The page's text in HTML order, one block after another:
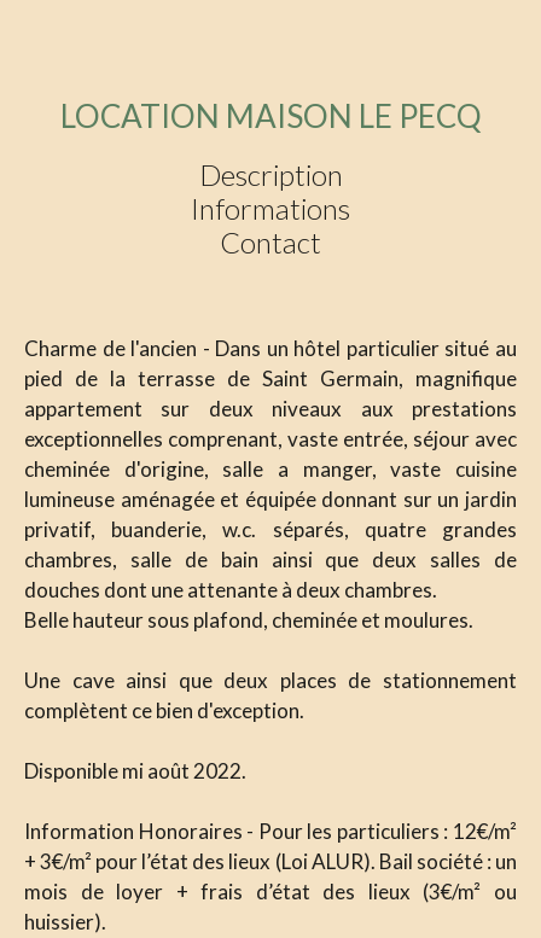
LOCATION MAISON LE PECQ
Description
Informations
Contact
Charme de l'ancien - Dans un hôtel particulier situé au
pied de la terrasse de Saint Germain, magnifique
appartement sur deux niveaux aux prestations
exceptionnelles comprenant, vaste entrée, séjour avec
cheminée d'origine, salle a manger, vaste cuisine
lumineuse aménagée et équipée donnant sur un jardin
privatif, buanderie, w.c. séparés, quatre grandes
chambres, salle de bain ainsi que deux salles de
douches dont une attenante à deux chambres.
Belle hauteur sous plafond, cheminée et moulures.
Une cave ainsi que deux places de stationnement
complètent ce bien d'exception.
Disponible mi août 2022.
Information Honoraires - Pour les particuliers : 12€/m²
+ 3€/m² pour l’état des lieux (Loi ALUR). Bail société : un
mois de loyer + frais d’état des lieux (3€/m² ou
huissier).